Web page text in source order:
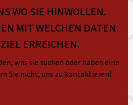
WO SIE HINWOLLEN.
MIT WELCHEN DATEN
ERREICHEN.
was sie suchen oder haben eine
Sie nicht, uns zu kontaktieren!